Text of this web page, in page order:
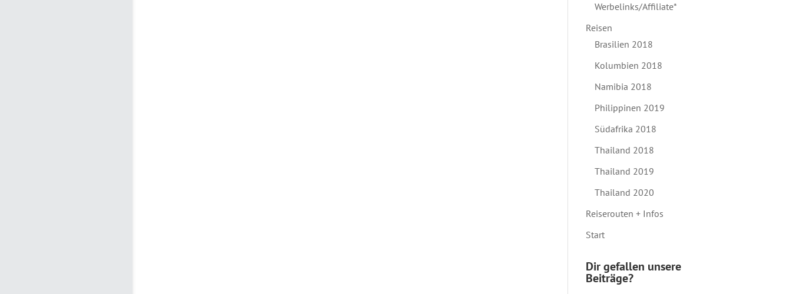
Werbelinks/Affiliate*
Reisen
Brasilien 2018
Kolumbien 2018
Namibia 2018
Philippinen 2019
Südafrika 2018
Thailand 2018
Thailand 2019
Thailand 2020
Reiserouten + Infos
Start
Dir gefallen unsere
Beiträge?